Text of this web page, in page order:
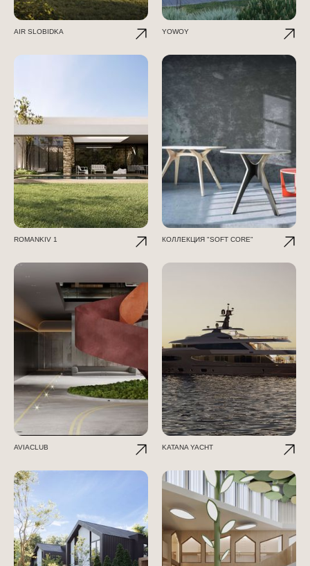
AIR SLOBIDKA YOWOY
ROMANKIV 1 КОЛЛЕКЦИЯ "SOFT CORE"
AVIACLUB KATANA YACHT